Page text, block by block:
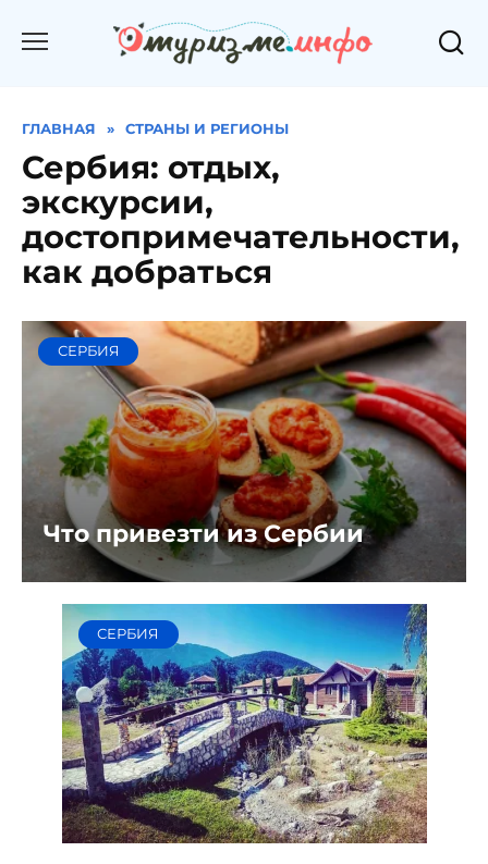
ГЛАВНАЯ » СТРАНЫ И РЕГИОНЫ
Сербия: отдых,
экскурсии,
достопримечательности,
как добраться
СЕРБИЯ
Что привезти из Сербии
СЕРБИЯ